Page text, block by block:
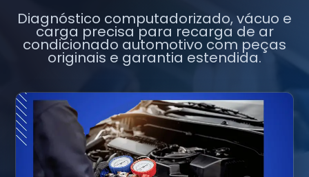
Diagnóstico computadorizado, vácuo e
carga precisa para recarga de ar
condicionado automotivo com peças
originais e garantia estendida.